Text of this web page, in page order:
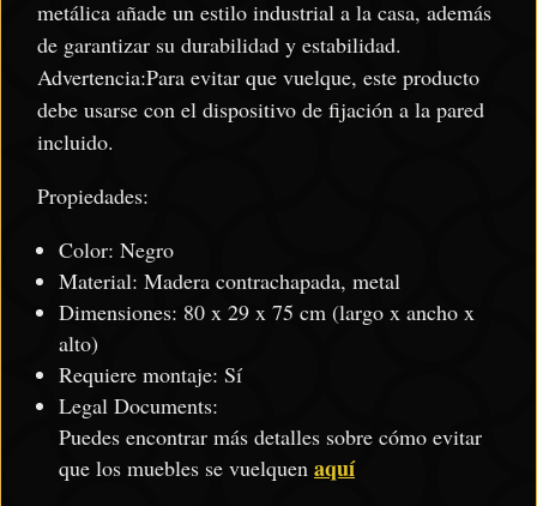
metálica añade un estilo industrial a la casa, además
de garantizar su durabilidad y estabilidad.
Advertencia:Para evitar que vuelque, este producto
debe usarse con el dispositivo de fijación a la pared
incluido.
Propiedades:
Color: Negro
Material: Madera contrachapada, metal
Dimensiones: 80 x 29 x 75 cm (largo x ancho x
alto)
Requiere montaje: Sí
Legal Documents:
Puedes encontrar más detalles sobre cómo evitar
que los muebles se vuelquen aquí